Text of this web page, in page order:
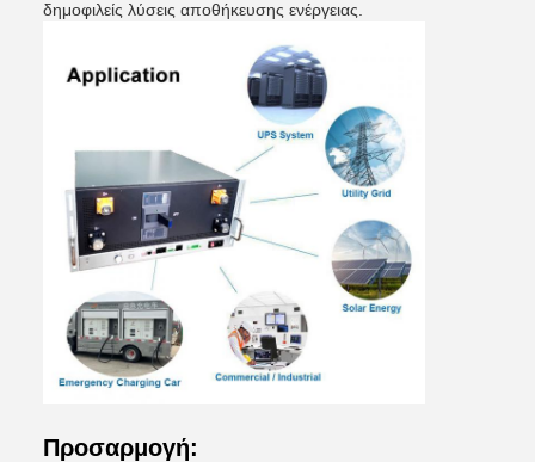
δημοφιλείς λύσεις αποθήκευσης ενέργειας.
Προσαρμογή: